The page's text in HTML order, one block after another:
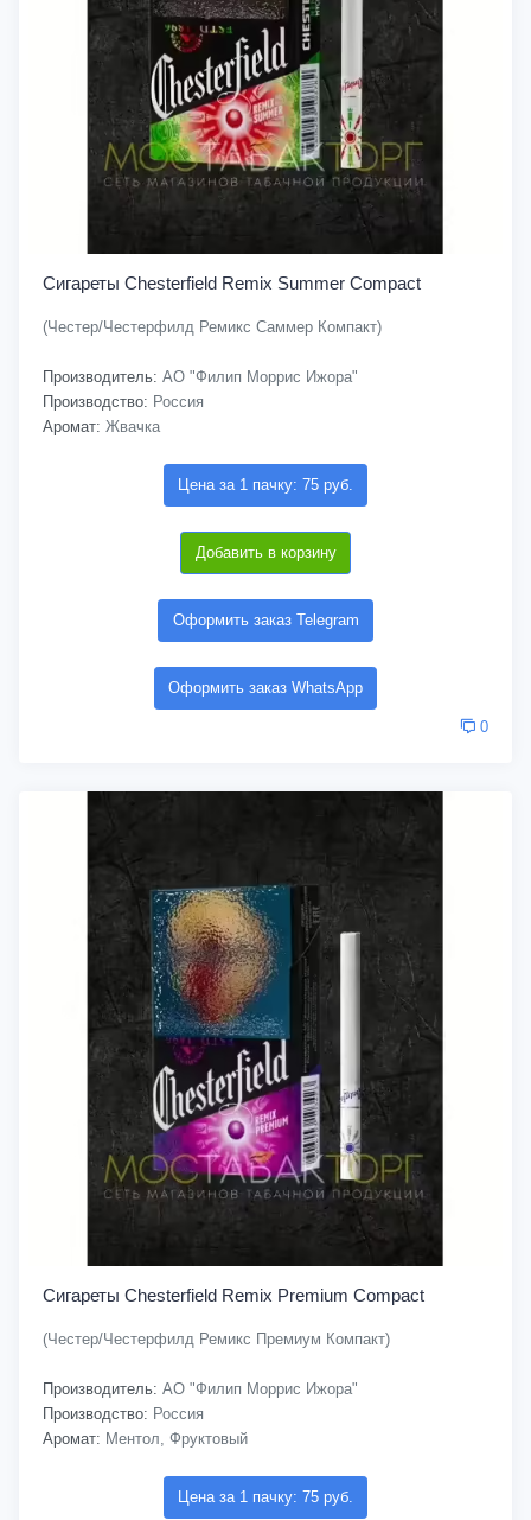
Сигареты Chesterfield Remix Summer Compact
(Честер/Честерфилд Ремикс Саммер Компакт)
Производитель: АО "Филип Моррис Ижора"
Производство: Россия
Аромат: Жвачка
Цена за 1 пачку: 75 руб.
Добавить в корзину
Оформить заказ Telegram
Оформить заказ WhatsApp
0
Сигареты Chesterfield Remix Premium Compact
(Честер/Честерфилд Ремикс Премиум Компакт)
Производитель: АО "Филип Моррис Ижора"
Производство: Россия
Аромат: Ментол, Фруктовый
Цена за 1 пачку: 75 руб.